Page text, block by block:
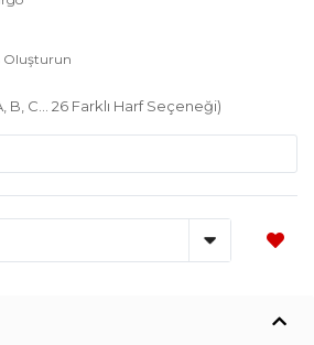
Oluşturun
B, C... 26 Farklı Harf Seçeneği)